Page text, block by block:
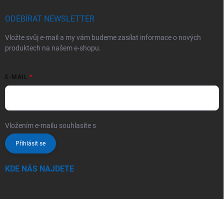
ODEBÍRAT NEWSLETTER
Vložte svůj e-mail a my vám budeme zasílat informace o nových
produktech na našem e-shopu.
E-MAIL
Vložením e-mailu souhlasíte s
Přihlásit se
KDE NÁS NAJDETE